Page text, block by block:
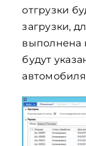
отгрузки
загрузки,
выполнена
будут